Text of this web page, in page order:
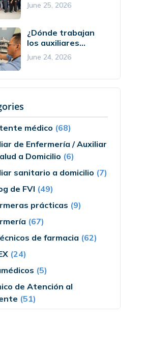
June 25, 2026
¿Dónde trabajan
los auxiliares...
June 24, 2026
médico (68)
de Enfermería / Auxiliar
a Domicilio (6)
sanitario a domicilio (7)
de FVI (49)
prácticas (9)
(67)
de farmacia (62)
(24)
(5)
de Atención al
(51)